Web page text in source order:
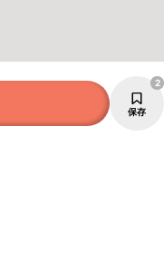
保存
2